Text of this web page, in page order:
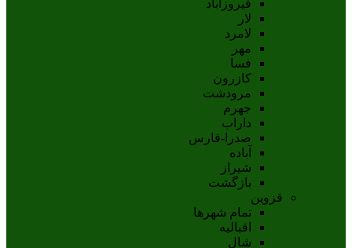
فیروزآباد
لار
لامرد
مهر
فسا
کازرون
مرودشت
جهرم
داراب
صدرا-فارس
آباده
شيراز
بازگشت
قزوین
تمام شهر‌ها
اقبالیه
شال